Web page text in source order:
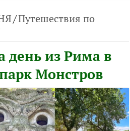
/Путешествия по
день из Рима в
Монстров